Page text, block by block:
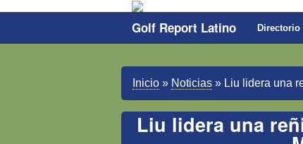
Golf Report Latino Directorio
Inicio » Noticias » Liu lidera una
Liu lidera una